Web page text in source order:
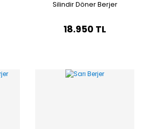
Silindir Döner Berjer
18.950 TL